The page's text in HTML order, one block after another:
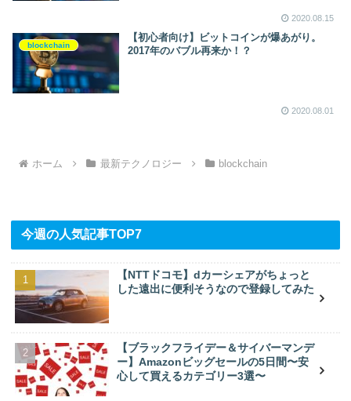
2020.08.15
blockchain
【初心者向け】ビットコインが爆あがり。
2017年のバブル再来か！？
2020.08.01
ホーム 最新テクノロジー blockchain
今週の人気記事TOP7
【NTTドコモ】dカーシェアがちょっと
した遠出に便利そうなので登録してみた
【ブラックフライデー＆サイバーマンデ
ー】Amazonビッグセールの5日間〜安
心して買えるカテゴリー3選〜